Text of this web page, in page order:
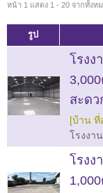
หน้า 1 แสดง 1 - 20 จากทั้งห
รูป
โรงง
สะดว
[บ้าน ที่
โรงงาน
โรงง